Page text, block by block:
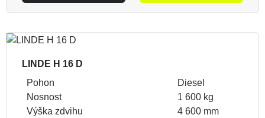
LINDE H 16 D
Pohon
Diesel
Nosnost
1 600 kg
Výška zdvihu
4 600 mm